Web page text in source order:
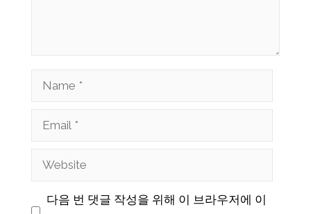
Name
Email
Website
다음 번 댓글 작성을 위해 이 브라우저에 이